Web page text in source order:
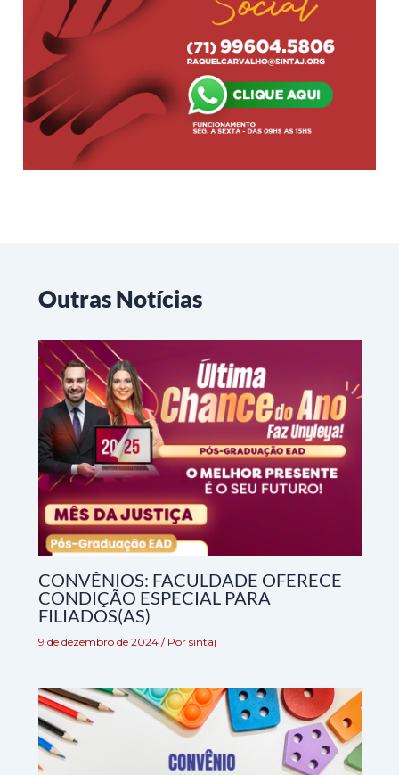
Outras Notícias
CONVÊNIOS: FACULDADE OFERECE
CONDIÇÃO ESPECIAL PARA
FILIADOS(AS)
9 de dezembro de 2024 / Por sintaj